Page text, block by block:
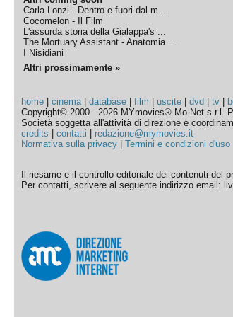
Carla Lonzi - Dentro e fuori dal m...
Cocomelon - Il Film
L'assurda storia della Gialappa's ...
The Mortuary Assistant - Anatomia ...
I Nisidiani
Altri prossimamente »
home |cinema|database |film |uscite |dvd |tv
Copyright© 2000 - 2026 MYmovies® Mo-Net s.r.l.
Società soggetta all'attività di direzione e
credits |contatti
redazione@mymovies.it
Normativa sulla privacy |Termini e condizioni d'uso
Il riesame e il controllo editoriale dei contenuti
Per contatti, scrivere al seguente indirizzo email: